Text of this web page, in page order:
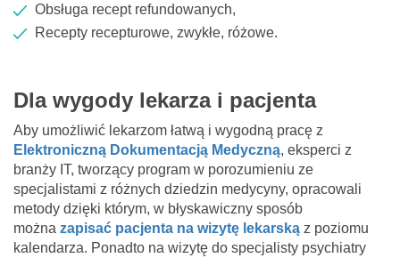
Obsługa recept refundowanych,
Recepty recepturowe, zwykłe, różowe.
Dla wygody lekarza i pacjenta
Aby umożliwić lekarzom łatwą i wygodną pracę z
Elektroniczną Dokumentacją Medyczną, eksperci z
branży IT, tworzący program w porozumieniu ze
specjalistami z różnych dziedzin medycyny, opracowali
metody dzięki którym, w błyskawiczny sposób
można zapisać pacjenta na wizytę lekarską z poziomu
kalendarza. Ponadto na wizytę do specjalisty psychiatry